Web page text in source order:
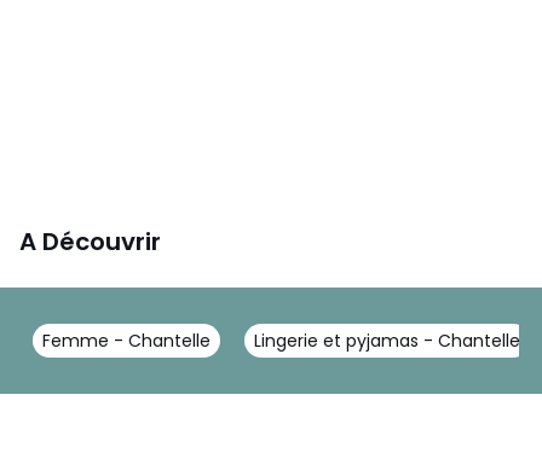
A Découvrir
Femme - Chantelle Lingerie et pyjamas - Chantelle